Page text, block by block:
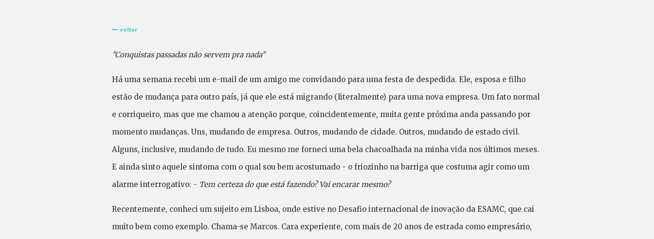
voltar
"Conquistas passadas não servem pra nada"
Há uma semana recebi um e-mail de um amigo me convidando para uma festa de despedida. Ele, esposa e filho
estão de mudança para outro país, já que ele está migrando (literalmente) para uma nova empresa. Um fato normal
e corriqueiro, mas que me chamou a atenção porque, coincidentemente, muita gente próxima anda passando por
momento mudanças. Uns, mudando de empresa. Outros, mudando de cidade. Outros, mudando de estado civil.
Alguns, inclusive, mudando de tudo. Eu mesmo me forneci uma bela chacoalhada na minha vida nos últimos meses.
E ainda sinto aquele sintoma com o qual sou bem acostumado - o friozinho na barriga que costuma agir como um
alarme interrogativo: - Tem certeza do que está fazendo? Vai encarar mesmo?
Recentemente, conheci um sujeito em Lisboa, onde estive no Desafio internacional de inovação da ESAMC, que cai
muito bem como exemplo. Chama-se Marcos. Cara experiente, com mais de 20 anos de estrada como empresário,